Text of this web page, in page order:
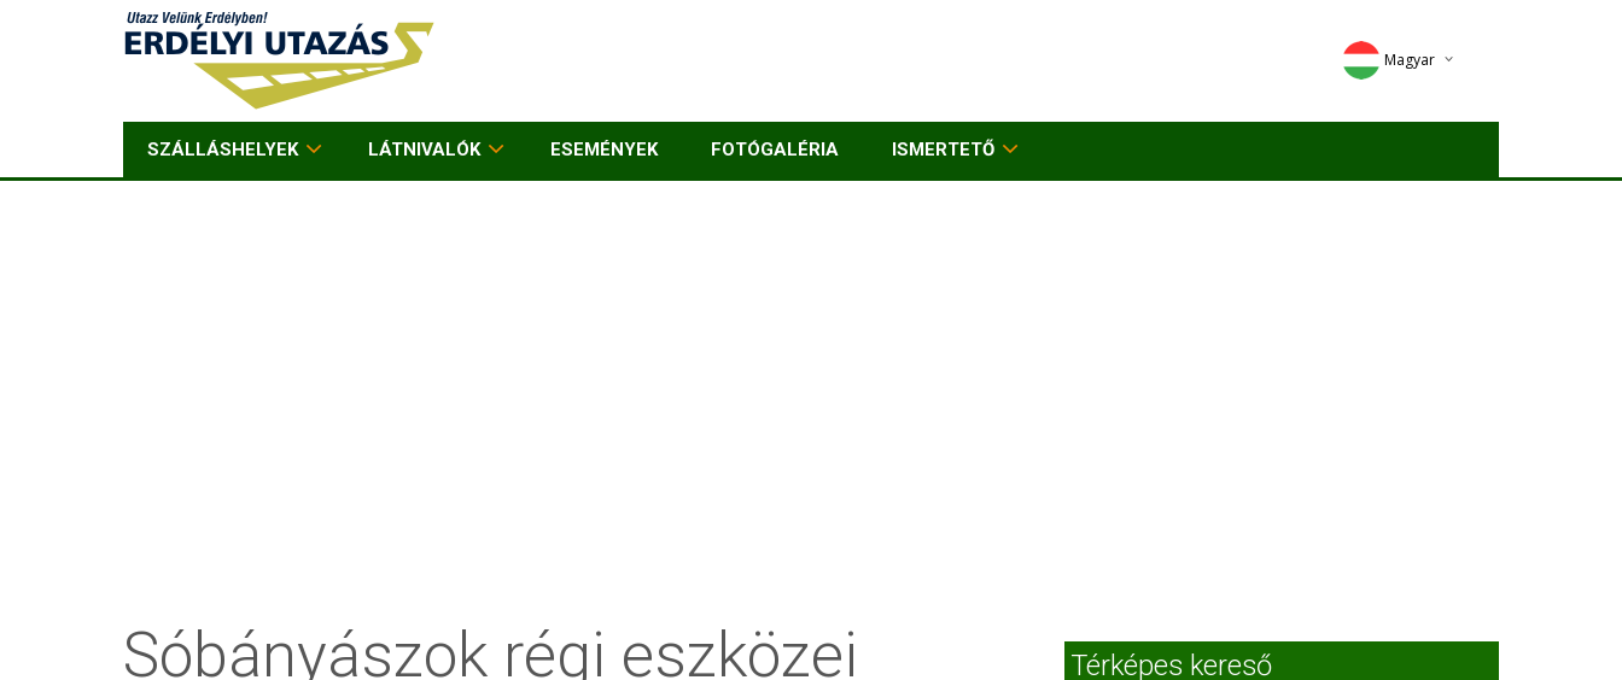
Magyar
Deutsch
SZÁLLÁSHELYEK LÁTNIVALÓK ESEMÉNYEK FOTÓGALÉRIA ISMERTETŐ
Sóbányászok régi eszközei Térképes kereső